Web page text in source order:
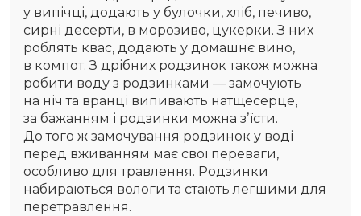
у випічці, додають у булочки, хліб, печиво,
сирні десерти, в морозиво, цукерки. З них
роблять квас, додають у домашнє вино,
в компот. З дрібних родзинок також можна
робити воду з родзинками — замочують
на ніч та вранці випивають натщесерце,
за бажанням і родзинки можна зʼїсти.
До того ж замочування родзинок у воді
перед вживанням має свої переваги,
особливо для травлення. Родзинки
набираються вологи та стають легшими для
перетравлення.